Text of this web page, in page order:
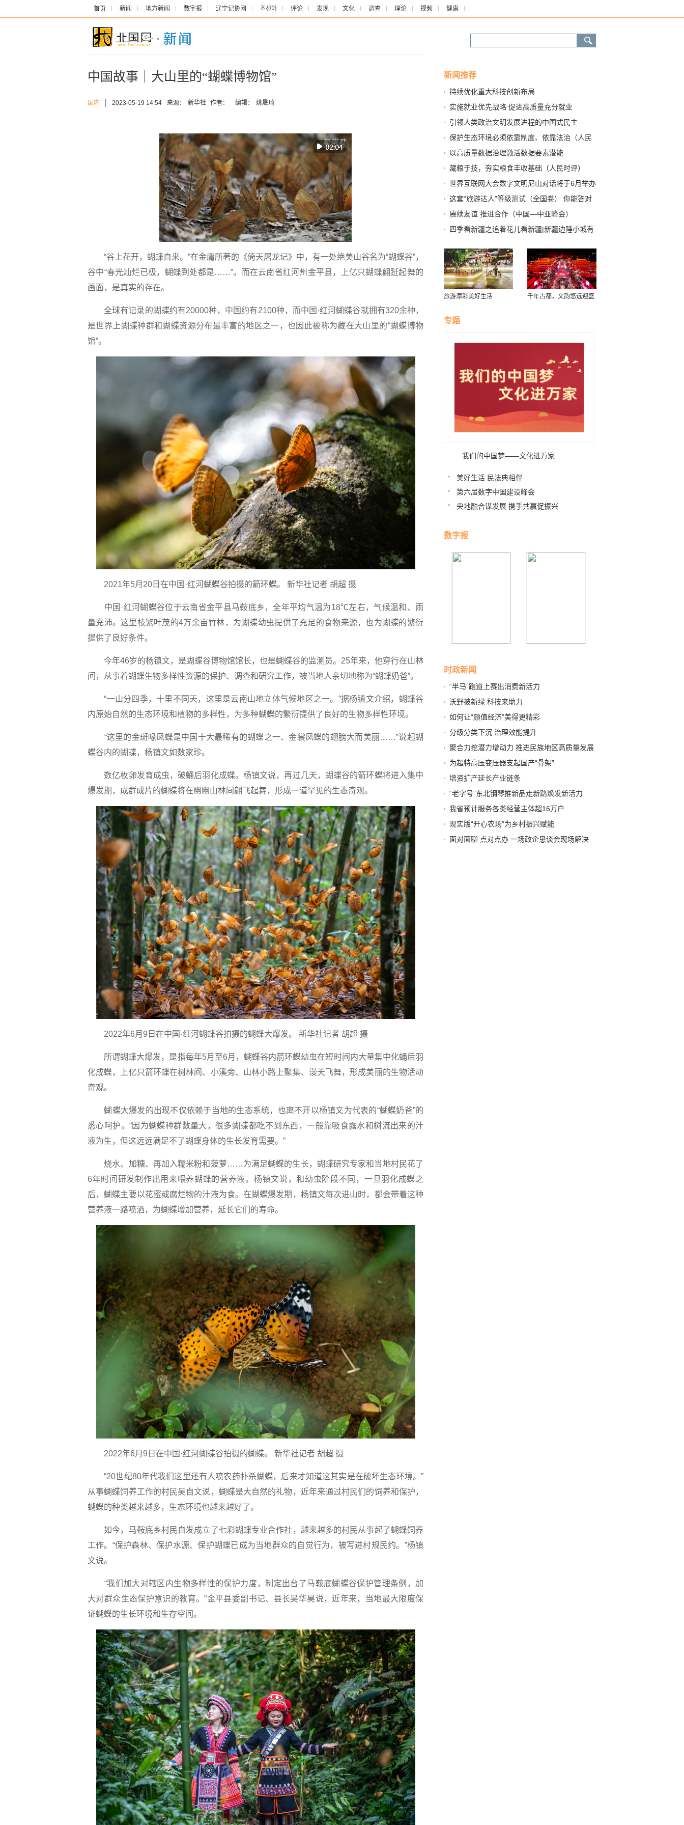
首页 新闻 地方新闻 数字报 辽宁记协网 조선어 评论 发现 文化 调查 理论 视频 健康
中国故事｜大山里的“蝴蝶博物馆”
国内 2023-05-19 14:54 来源： 新华社 作者： 编辑： 姚晟琦
“谷上花开，蝴蝶自来。”在金庸所著的《倚天屠龙记》中，有一处绝美山谷名为“蝴蝶谷”，
谷中“春光灿烂已极，蝴蝶到处都是……”。而在云南省红河州金平县，上亿只蝴蝶翩跹起舞的
画面，是真实的存在。
全球有记录的蝴蝶约有20000种，中国约有2100种，而中国·红河蝴蝶谷就拥有320余种，
是世界上蝴蝶种群和蝴蝶资源分布最丰富的地区之一，也因此被称为藏在大山里的“蝴蝶博物
馆”。
2021年5月20日在中国·红河蝴蝶谷拍摄的箭环蝶。 新华社记者 胡超 摄
中国·红河蝴蝶谷位于云南省金平县马鞍底乡，全年平均气温为18℃左右，气候温和、雨
量充沛。这里枝繁叶茂的4万余亩竹林，为蝴蝶幼虫提供了充足的食物来源，也为蝴蝶的繁衍
提供了良好条件。
今年46岁的杨镇文，是蝴蝶谷博物馆馆长，也是蝴蝶谷的监测员。25年来，他穿行在山林
间，从事着蝴蝶生物多样性资源的保护、调查和研究工作，被当地人亲切地称为“蝴蝶奶爸”。
“一山分四季，十里不同天，这里是云南山地立体气候地区之一。”据杨镇文介绍，蝴蝶谷
内原始自然的生态环境和植物的多样性，为多种蝴蝶的繁衍提供了良好的生物多样性环境。
“这里的金斑喙凤蝶是中国十大最稀有的蝴蝶之一、金裳凤蝶的翅膀大而美丽……”说起蝴
蝶谷内的蝴蝶，杨镇文如数家珍。
数亿枚卵发育成虫，破蛹后羽化成蝶。杨镇文说，再过几天，蝴蝶谷的箭环蝶将进入集中
爆发期，成群成片的蝴蝶将在幽幽山林间翩飞起舞，形成一道罕见的生态奇观。
2022年6月9日在中国·红河蝴蝶谷拍摄的蝴蝶大爆发。 新华社记者 胡超 摄
所谓蝴蝶大爆发，是指每年5月至6月，蝴蝶谷内箭环蝶幼虫在短时间内大量集中化蛹后羽
化成蝶，上亿只箭环蝶在树林间、小溪旁、山林小路上聚集、漫天飞舞，形成美丽的生物活动
奇观。
蝴蝶大爆发的出现不仅依赖于当地的生态系统，也离不开以杨镇文为代表的“蝴蝶奶爸”的
悉心呵护。“因为蝴蝶种群数量大，很多蝴蝶都吃不到东西，一般靠吸食露水和树流出来的汁
液为生，但这远远满足不了蝴蝶身体的生长发育需要。”
烧水、加糖、再加入糯米粉和菠萝……为满足蝴蝶的生长，蝴蝶研究专家和当地村民花了
6年时间研发制作出用来喂养蝴蝶的营养液。杨镇文说，和幼虫阶段不同，一旦羽化成蝶之
后，蝴蝶主要以花蜜或腐烂物的汁液为食。在蝴蝶爆发期，杨镇文每次进山时，都会带着这种
营养液一路喷洒，为蝴蝶增加营养，延长它们的寿命。
2022年6月9日在中国·红河蝴蝶谷拍摄的蝴蝶。 新华社记者 胡超 摄
“20世纪80年代我们这里还有人喷农药扑杀蝴蝶，后来才知道这其实是在破坏生态环境。”
从事蝴蝶饲养工作的村民吴自文说，蝴蝶是大自然的礼物，近年来通过村民们的饲养和保护，
蝴蝶的种类越来越多，生态环境也越来越好了。
如今，马鞍底乡村民自发成立了七彩蝴蝶专业合作社，越来越多的村民从事起了蝴蝶饲养
工作。“保护森林、保护水源、保护蝴蝶已成为当地群众的自觉行为，被写进村规民约。”杨镇
文说。
“我们加大对辖区内生物多样性的保护力度，制定出台了马鞍底蝴蝶谷保护管理条例，加
大对群众生态保护意识的教育。”金平县委副书记、县长吴华昊说，近年来，当地最大限度保
证蝴蝶的生长环境和生存空间。
新闻推荐
持续优化重大科技创新布局
实施就业优先战略 促进高质量充分就业
引领人类政治文明发展进程的中国式民主
保护生态环境必须依靠制度、依靠法治（人民
观点）——身边变化看生态②
以高质量数据治理激活数据要素潜能
藏粮于技，夯实粮食丰收基础（人民时评）
世界互联网大会数字文明尼山对话将于6月举办
这套“旅游达人”等级测试（全国卷） 你能答对
几道？
赓续友谊 推进合作（中国—中亚峰会）
四季看新疆之追着花儿看新疆|新疆边陲小城有
旅游添彩美好生活
千年古都，文韵悠远迎盛
专题
我们的中国梦——文化进万家
美好生活 民法典相伴
第六届数字中国建设峰会
央地融合谋发展 携手共赢促振兴
数字报
时政新闻
“半马”跑道上赛出消费新活力
沃野披新绿 科技来助力
如何让“颜值经济”美得更精彩
分级分类下沉 治理效能提升
聚合力挖潜力增动力 推进民族地区高质量发展
为超特高压变压器支起国产“骨架”
增资扩产延长产业链条
“老字号”东北钢琴推新品走新路焕发新活力
我省预计服务各类经营主体超16万户
现实版“开心农场”为乡村振兴赋能
面对面聊 点对点办 一场政企恳谈会现场解决